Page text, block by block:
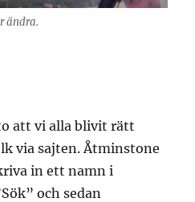
ändra.
att vi alla blivit rätt
via sajten. Åtminstone
in ett namn i
och sedan